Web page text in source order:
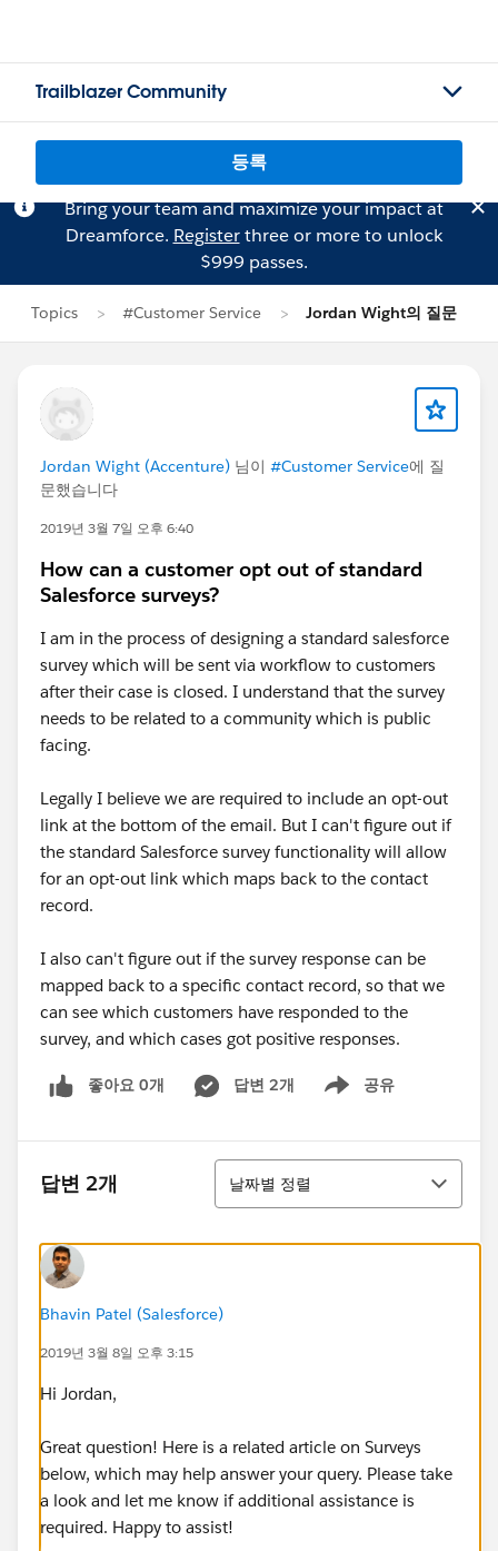
Trailblazer Community
등록
Bring your team and maximize your impact at
Dreamforce. Registerthree or more to unlock
$999 passes.
Topics #Customer Service Jordan Wight의 질문
Jordan Wight (Accenture) 님이 #Customer Service에 질
문했습니다
2019년 3월 7일 오후 6:40
How can a customer opt out of standard
Salesforce surveys?
I am in the process of designing a standard salesforce
survey which will be sent via workflow to customers
after their case is closed. I understand that the survey
needs to be related to a community which is public
facing.
Legally I believe we are required to include an opt-out
link at the bottom of the email. But I can't figure out if
the standard Salesforce survey functionality will allow
for an opt-out link which maps back to the contact
record.
I also can't figure out if the survey response can be
mapped back to a specific contact record, so that we
can see which customers have responded to the
survey, and which cases got positive responses.
좋아요 0개 답변 2개 공유
Show menu
답변 2개
정렬
날짜별 정렬
Bhavin Patel (Salesforce)
2019년 3월 8일 오후 3:15
Hi Jordan,
Great question! Here is a related article on Surveys
below, which may help answer your query. Please take
a look and let me know if additional assistance is
required. Happy to assist!